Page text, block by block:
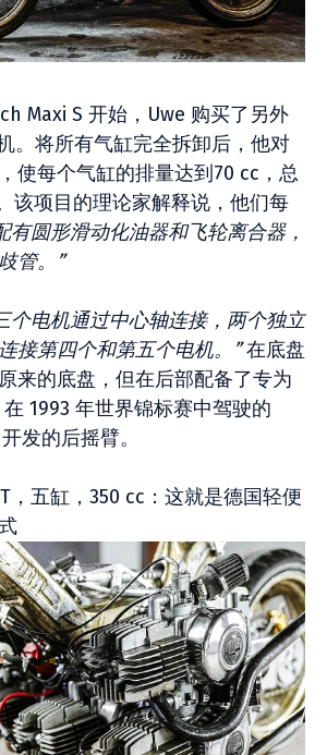
Maxi S 开始，Uwe 购买了另外
。将所有气缸完全拆卸后，他对
使每个气缸的排量达到70 cc，总
该项目的理论家解释说，他们每
有圆形滑动化油器和飞轮离合器，
管。”
个电机通过中心轴连接，两个独立
接第四个和第五个电机。”在底盘
来的底盘，但在后部配备了专为
1993 年世界锦标赛中驾驶的
发的后摇臂。